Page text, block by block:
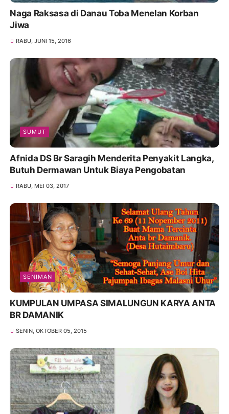
Naga Raksasa di Danau Toba Menelan Korban
Jiwa
RABU, JUNI 15, 2016
SUMUT
Afnida DS Br Saragih Menderita Penyakit Langka,
Butuh Dermawan Untuk Biaya Pengobatan
RABU, MEI 03, 2017
SENIMAN
KUMPULAN UMPASA SIMALUNGUN KARYA ANTA
BR DAMANIK
SENIN, OKTOBER 05, 2015